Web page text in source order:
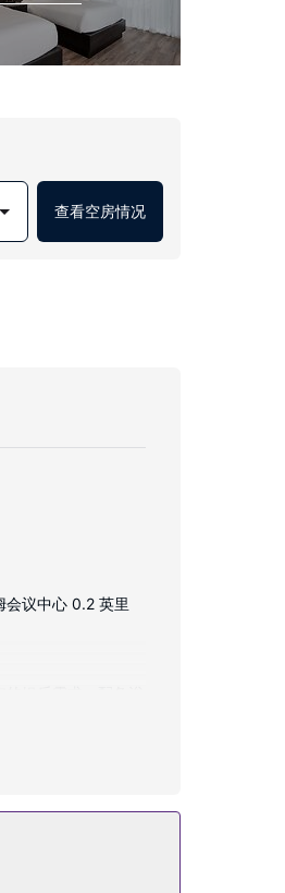
查看空房情况
会议中心 0.2 英里
/酒廊，点一杯喜